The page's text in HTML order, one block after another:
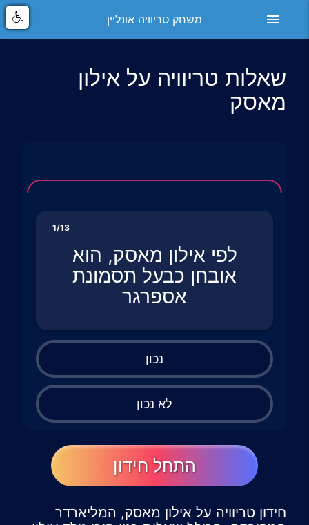
menu משחק טריוויה אונליין
שאלות טריוויה על אילון
מאסק
1/13
לפי אילון מאסק, הוא
אובחן כבעל תסמונת
אספרגר
נכון
לא נכון
התחל חידון
חידון טריוויה על אילון מאסק, המליארדר